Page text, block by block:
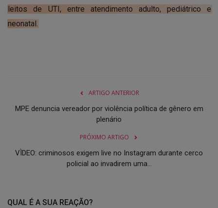
leitos de UTI, entre atendimento adulto, pediátrico e
neonatal.
ARTIGO ANTERIOR
MPE denuncia vereador por violência política de gênero em
plenário
PRÓXIMO ARTIGO
VÌDEO: criminosos exigem live no Instagram durante cerco
policial ao invadirem uma...
QUAL É A SUA REAÇÃO?